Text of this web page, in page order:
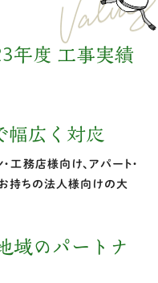
年度 工事実績
幅広く対応
務店様向け、アパート・
お持ちの法人様向けの大
域のパートナ